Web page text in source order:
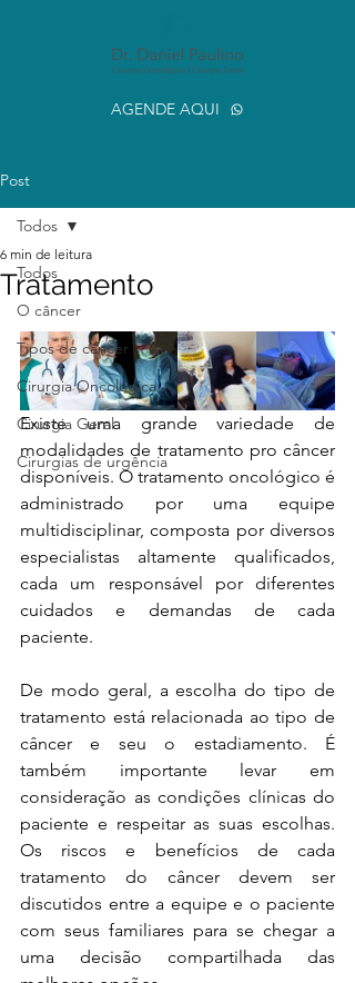
AGENDE AQUI
Post
Todos
O câncer
Tipos de câncer
Cirurgia Oncológica
Cirurgia Geral
Cirurgias de urgência
Todos
Tratamento
6 min de leitura
Existe uma grande variedade de
modalidades de tratamento pro câncer
disponíveis. O tratamento oncológico é
administrado por uma equipe
multidisciplinar, composta por diversos
especialistas altamente qualificados,
cada um responsável por diferentes
cuidados e demandas de cada
paciente.
De modo geral, a escolha do tipo de
tratamento está relacionada ao tipo de
câncer e seu o estadiamento. É
também importante levar em
consideração as condições clínicas do
paciente e respeitar as suas escolhas.
Os riscos e benefícios de cada
tratamento do câncer devem ser
discutidos entre a equipe e o paciente
com seus familiares para se chegar a
uma decisão compartilhada das